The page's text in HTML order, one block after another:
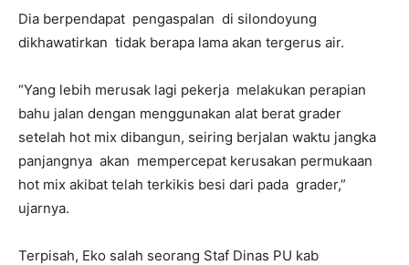
Dia berpendapat pengaspalan di silondoyung
dikhawatirkan tidak berapa lama akan tergerus air.
“Yang lebih merusak lagi pekerja melakukan perapian
bahu jalan dengan menggunakan alat berat grader
setelah hot mix dibangun, seiring berjalan waktu jangka
panjangnya akan mempercepat kerusakan permukaan
hot mix akibat telah terkikis besi dari pada grader,”
ujarnya.
Terpisah, Eko salah seorang Staf Dinas PU kab